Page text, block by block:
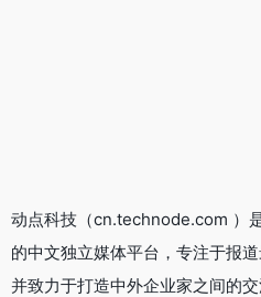
动点科技（cn.technode.com ）
的中文独立媒体平台，专注于报
并致力于打造中外企业家之间的